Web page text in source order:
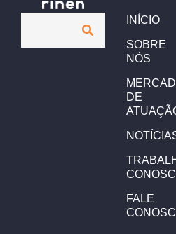
INÍCIO
SOBRE
NÓS
DE
FALE